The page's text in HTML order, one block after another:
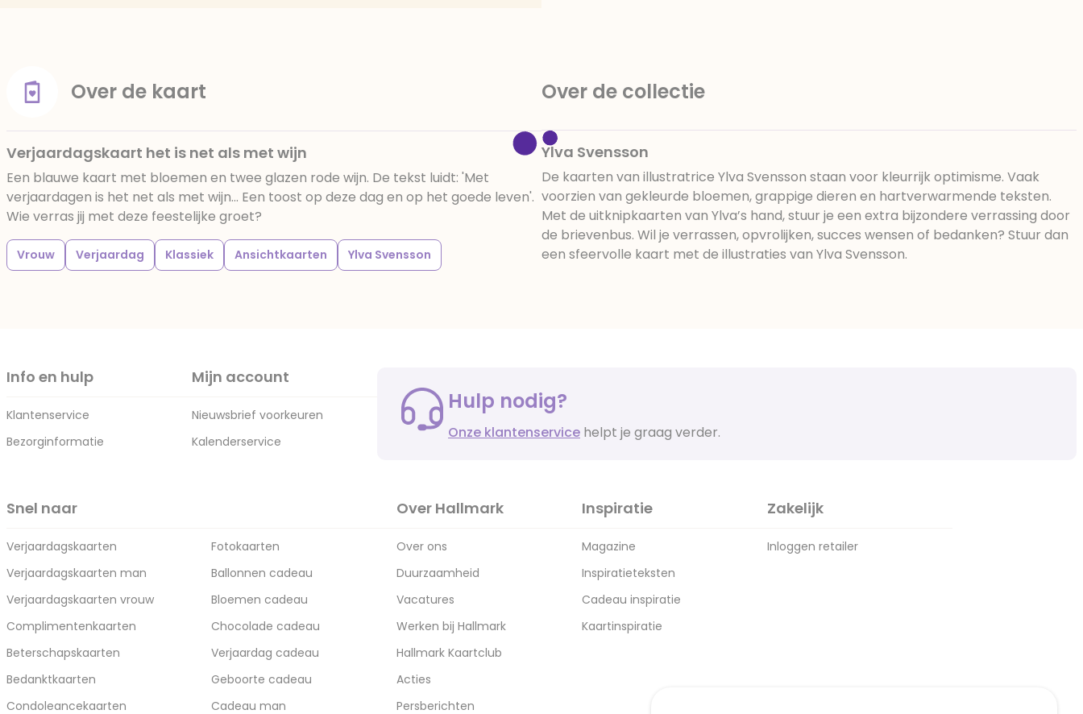
beïnvloeden, E133, E151. Chocolade bevat ten minste 34%
en droog bewaren.
Over de kaart
Verjaardagskaart het is net als met wijn
Een blauwe kaart met bloemen en twee glazen rode wijn. De tekst luidt: 'Met
verjaardagen is het net als met wijn... Een toost op deze dag en op het goede leven'.
Wie verras jij met deze feestelijke groet?
Vrouw Verjaardag Klassiek Ansichtkaarten Ylva Svensson
Over de collectie
Ylva Svensson
De kaarten van illustratrice Ylva Svensson staan voor kleurrijk optimisme. Vaak
voorzien van gekleurde bloemen, grappige dieren en hartverwarmende teksten.
Met de uitknipkaarten van Ylva’s hand, stuur je een extra bijzondere verrassing door
de brievenbus. Wil je verrassen, opvrolijken, succes wensen of bedanken? Stuur dan
een sfeervolle kaart met de illustraties van Ylva Svensson.
Info en hulp
Klantenservice
Bezorginformatie
Mijn account
Nieuwsbrief voorkeuren
Kalenderservice
Hulp nodig?
Onze klantenservice helpt je graag verder.
Snel naar
Verjaardagskaarten
Verjaardagskaarten man
Verjaardagskaarten vrouw
Complimentenkaarten
Beterschapskaarten
Bedanktkaarten
Condoleancekaarten
Fotokaarten
Ballonnen cadeau
Bloemen cadeau
Chocolade cadeau
Verjaardag cadeau
Geboorte cadeau
Cadeau man
Over Hallmark
Over ons
Duurzaamheid
Vacatures
Werken bij Hallmark
Hallmark Kaartclub
Acties
Persberichten
Inspiratie
Magazine
Inspiratieteksten
Cadeau inspiratie
Kaartinspiratie
Zakelijk
Inloggen retailer